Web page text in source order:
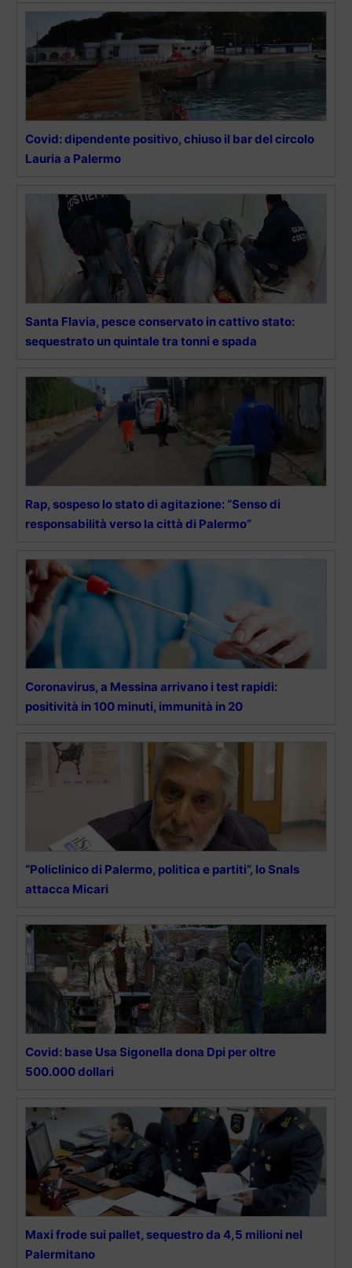
Covid: dipendente positivo, chiuso il bar del circolo
Lauria a Palermo
Santa Flavia, pesce conservato in cattivo stato:
sequestrato un quintale tra tonni e spada
Rap, sospeso lo stato di agitazione: “Senso di
responsabilità verso la città di Palermo”
Coronavirus, a Messina arrivano i test rapidi:
positività in 100 minuti, immunità in 20
“Policlinico di Palermo, politica e partiti”, lo Snals
attacca Micari
Covid: base Usa Sigonella dona Dpi per oltre
500.000 dollari
Maxi frode sui pallet, sequestro da 4,5 milioni nel
Palermitano